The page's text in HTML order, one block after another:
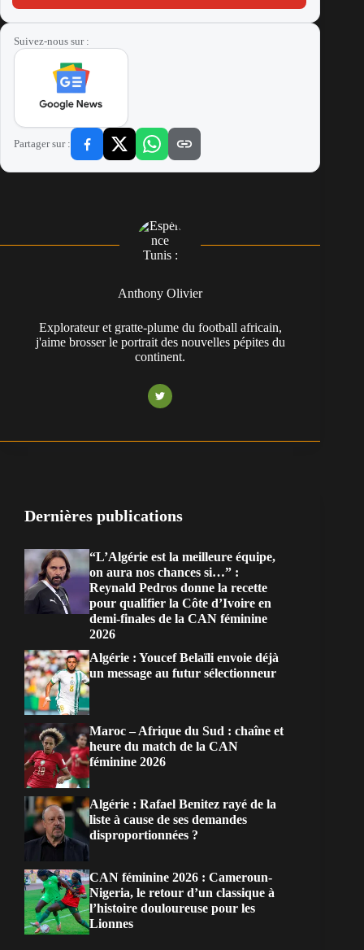
Suivez-nous sur :
Partager sur :
Anthony Olivier
Explorateur et gratte-plume du football africain,
j'aime brosser le portrait des nouvelles pépites du
continent.
Dernières publications
“L’Algérie est la meilleure équipe,
on aura nos chances si…” :
Reynald Pedros donne la recette
pour qualifier la Côte d’Ivoire en
demi-finales de la CAN féminine
2026
Algérie : Youcef Belaïli envoie déjà
un message au futur sélectionneur
Maroc – Afrique du Sud : chaîne et
heure du match de la CAN
féminine 2026
Algérie : Rafael Benitez rayé de la
liste à cause de ses demandes
disproportionnées ?
CAN féminine 2026 : Cameroun-
Nigeria, le retour d’un classique à
l’histoire douloureuse pour les
Lionnes